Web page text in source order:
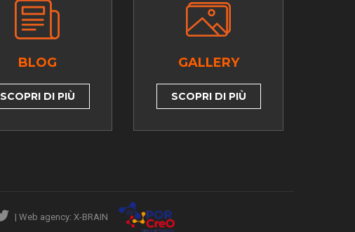
BLOG
SCOPRI DI PIÙ
GALLERY
SCOPRI DI PIÙ
| Web agency: X-BRAIN